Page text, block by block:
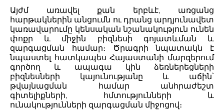
Այժմ առավել քան երբևէ, առցանց
հարթակներին անցումն ու դրանց արդյունավետ
կառավարումը կենսական նշանակություն ունեն
փոքր և միջին բիզնեսի գոյատևման և
զարգացման համար։ Ծրագրի նպատակն է
նպաստել հատկապես Հայաստանի մարզերում
գործող և ապագա կին ձեռներեցների
բիզնեսների կայունությանը և աճին՝
թվայնացման համար անհրաժեշտ
գիտելիքների, հմտությունների և
ունակությունների զարգացման միջոցով։